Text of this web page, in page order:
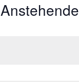
Anstehende